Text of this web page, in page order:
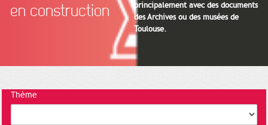
en construction
principalement avec des documents
des Archives ou des musées de
Toulouse.
Thème